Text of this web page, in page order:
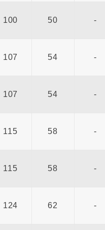
100 50 -
107 54 -
107 54 -
115 58 -
115 58 -
124 62 -